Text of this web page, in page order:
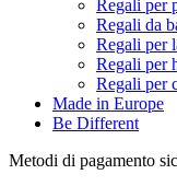
Regali per
Regali da
Regali per
Regali per
Regali per
Made in Europe
Be Different
Metodi di pagamento